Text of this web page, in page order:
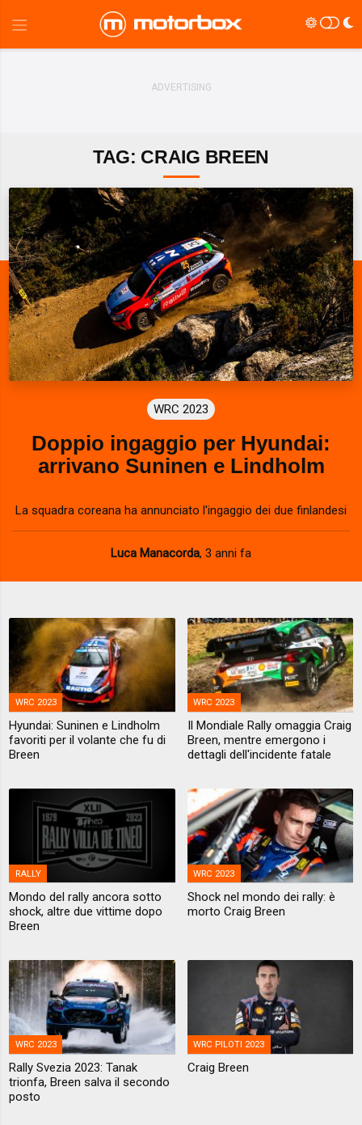
TAG: CRAIG BREEN
WRC 2023
Doppio ingaggio per Hyundai:
arrivano Suninen e Lindholm
La squadra coreana ha annunciato l'ingaggio dei due finlandesi
Luca Manacorda, 3 anni fa
WRC 2023
Hyundai: Suninen e Lindholm
favoriti per il volante che fu di
Breen
WRC 2023
Il Mondiale Rally omaggia Craig
Breen, mentre emergono i
dettagli dell'incidente fatale
RALLY
Mondo del rally ancora sotto
shock, altre due vittime dopo
Breen
WRC 2023
Shock nel mondo dei rally: è
morto Craig Breen
WRC 2023
Rally Svezia 2023: Tanak
trionfa, Breen salva il secondo
posto
WRC PILOTI 2023
Craig Breen